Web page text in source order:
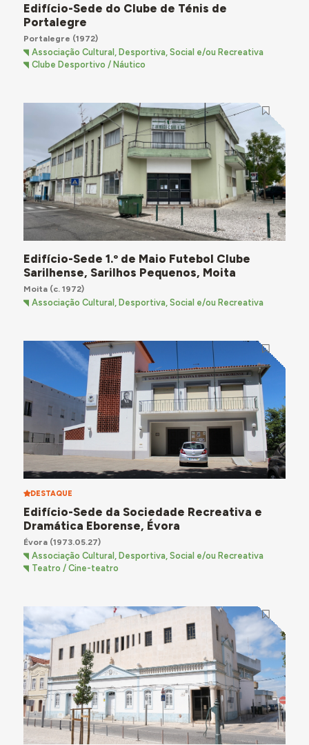
Edifício-Sede do Clube de Ténis de
Portalegre
Portalegre (1972)
Associação Cultural, Desportiva, Social e/ou Recreativa
Clube Desportivo / Náutico
Edifício-Sede 1.º de Maio Futebol Clube
Sarilhense, Sarilhos Pequenos, Moita
Moita(c. 1972)
Associação Cultural, Desportiva, Social e/ou Recreativa
DESTAQUE
Edifício-Sede da Sociedade Recreativa e
Dramática Eborense, Évora
Évora(1973.05.27)
Associação Cultural, Desportiva, Social e/ou Recreativa
Teatro / Cine-teatro